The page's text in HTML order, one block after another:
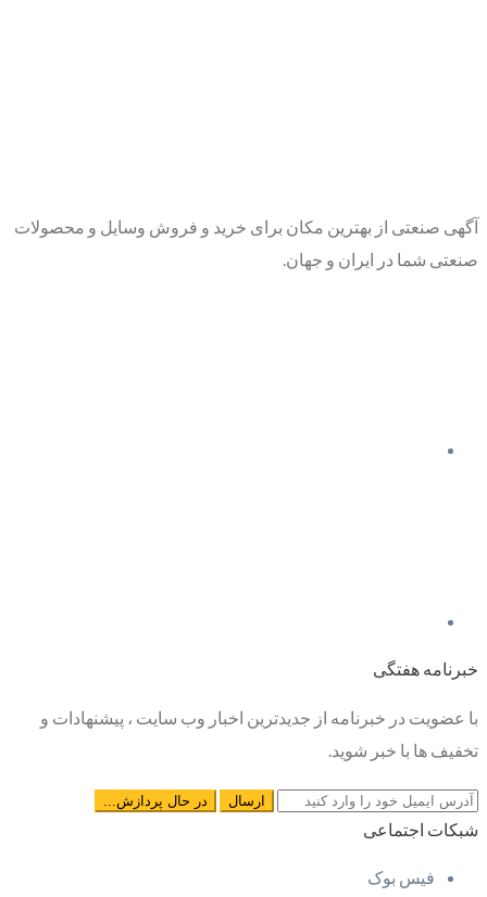
آگهی صنعتی از بهترین مکان برای خرید و فروش وسایل و محصولات
صنعتی شما در ایران و جهان.
خبرنامه هفتگی
با عضویت در خبرنامه از جدیدترین اخبار وب سایت ، پیشنهادات و
تخفیف ها با خبر شوید.
شبکات اجتماعی
فیس بوک